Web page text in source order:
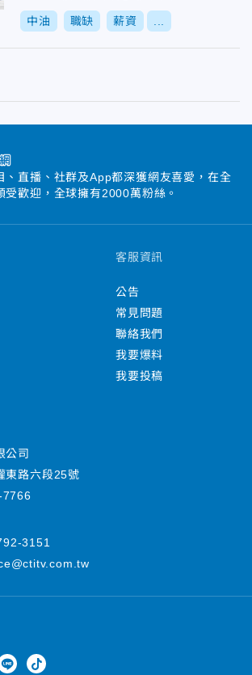
中油 職缺 薪資
、直播、社群及App都深獲網友喜愛，在全
受歡迎，全球擁有2000萬粉絲。
客服資訊
公告
常見問題
聯絡我們
我要爆料
我要投稿
公司
東路六段25號
3151